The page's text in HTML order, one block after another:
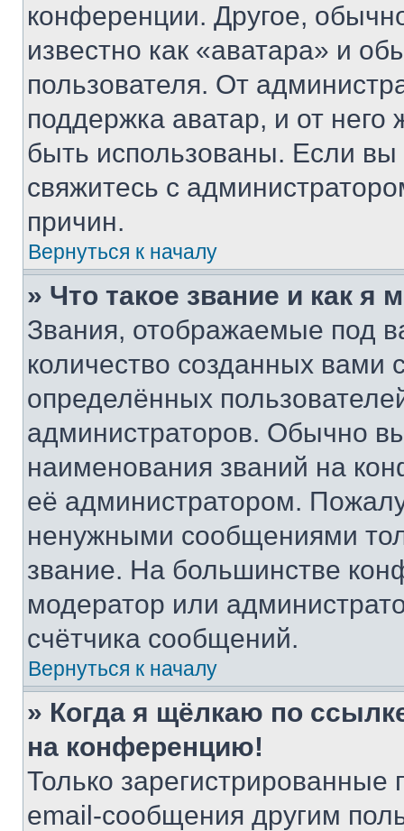
конференции. Другое,
известно как «аватара» и
пользователя. От
поддержка аватар, и от него
быть использованы. Если
свяжитесь с
причин.
Вернуться к началу
» Что такое звание и как я
Звания, отображаемые под
количество созданных
определённых
администраторов. Обычно
наименования званий на
её администратором.
ненужными сообщениями
звание. На большинстве
модератор или
счётчика сообщений.
Вернуться к началу
» Когда я щёлкаю по
на конференцию!
Только зарегистрированные
email-сообщения другим